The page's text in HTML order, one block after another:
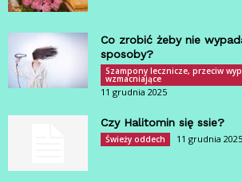
Co zrobić żeby nie
sposoby?
Szampony lecznicze, przeciw
wzmacniające
11 grudnia 2025
Czy Halitomin się ssie?
Świeży oddech 11 grudnia 2025